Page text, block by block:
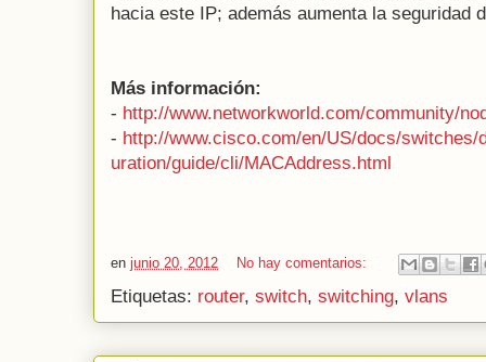
hacia este IP; además aumenta la seguridad
Más información:
- http://www.networkworld.com/community/
- http://www.cisco.com/en/US/docs/
uration/guide/cli/MACAddress.html
en junio 20, 2012 No hay comentarios:
Etiquetas: router, switch, switching, vlans